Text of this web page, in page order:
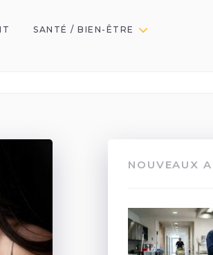
SANTÉ / BIEN-ÊTRE
NOUVEAUX